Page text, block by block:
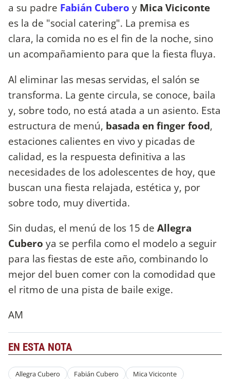
a su padre Fabián Cubero y Mica Viciconte
es la de "social catering". La premisa es
clara, la comida no es el fin de la noche, sino
un acompañamiento para que la fiesta fluya.
Al eliminar las mesas servidas, el salón se
transforma. La gente circula, se conoce, baila
y, sobre todo, no está atada a un asiento. Esta
estructura de menú, basada en finger food,
estaciones calientes en vivo y picadas de
calidad, es la respuesta definitiva a las
necesidades de los adolescentes de hoy, que
buscan una fiesta relajada, estética y, por
sobre todo, muy divertida.
Sin dudas, el menú de los 15 de Allegra
Cubero ya se perfila como el modelo a seguir
para las fiestas de este año, combinando lo
mejor del buen comer con la comodidad que
el ritmo de una pista de baile exige.
AM
EN ESTA NOTA
Allegra Cubero Fabián Cubero Mica Viciconte